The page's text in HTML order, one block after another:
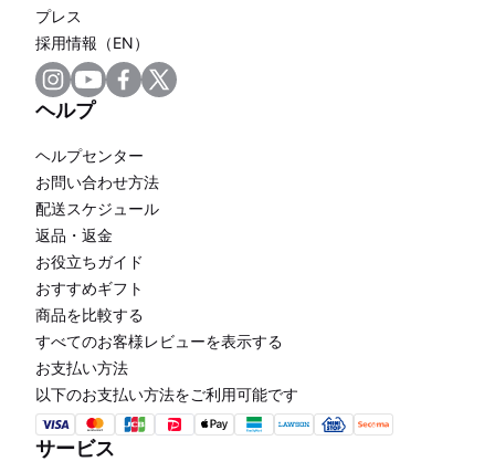
プレス
採用情報（EN）
ヘルプ
ヘルプセンター
お問い合わせ方法
配送スケジュール
返品・返金
お役立ちガイド
おすすめギフト
商品を比較する
すべてのお客様レビューを表示する
お支払い方法
以下のお支払い方法をご利用可能です
サービス